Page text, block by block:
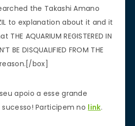
the Takashi Amano
to explanation about it and it
AQUARIUM REGISTERED IN
BE DISQUALIFIED FROM THE
box]
apoio a esse grande
Participem no link.